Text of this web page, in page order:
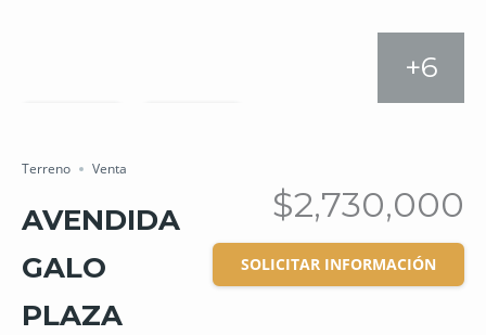
+6
Terreno Venta
AVENDIDA
GALO
PLAZA
$2,730,000
SOLICITAR INFORMACIÓN